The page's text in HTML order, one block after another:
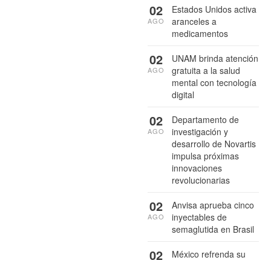
Estados Unidos activa
aranceles a
medicamentos
02
AGO
UNAM brinda atención
gratuita a la salud
mental con tecnología
digital
02
AGO
Departamento de
investigación y
desarrollo de Novartis
impulsa próximas
innovaciones
revolucionarias
02
AGO
Anvisa aprueba cinco
inyectables de
semaglutida en Brasil
02
AGO
México refrenda su
02